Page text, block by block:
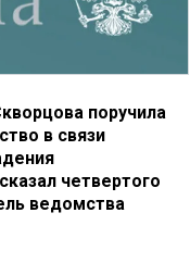
поручила
в связи
четвертого
ведомства